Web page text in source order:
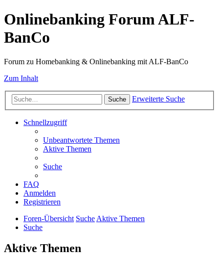
Onlinebanking Forum ALF-
BanCo
Forum zu Homebanking & Onlinebanking mit ALF-BanCo
Zum Inhalt
Suche Erweiterte Suche
Schnellzugriff
Unbeantwortete Themen
Aktive Themen
Suche
FAQ
Anmelden
Registrieren
Foren-Übersicht SucheAktive Themen
Suche
Aktive Themen